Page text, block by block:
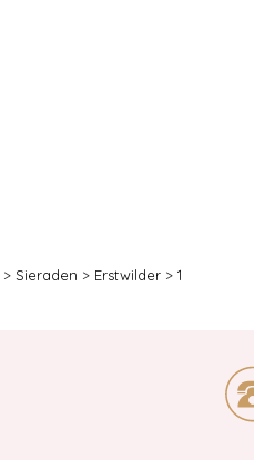
> Sieraden > Erstwilder > 1